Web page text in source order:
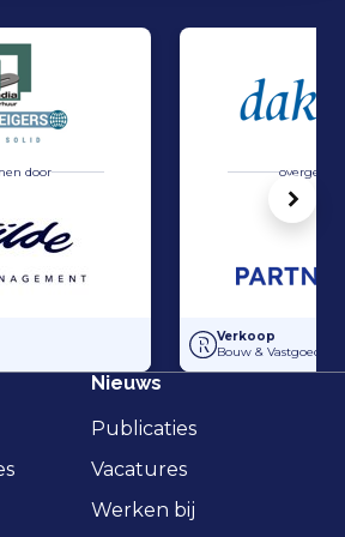
door
Steigers en Hollandia Steigerverhuur door
Overname
Verkoop
Bouw & Vastgoed
Nieuws
Publicaties
Vacatures
Werken bij